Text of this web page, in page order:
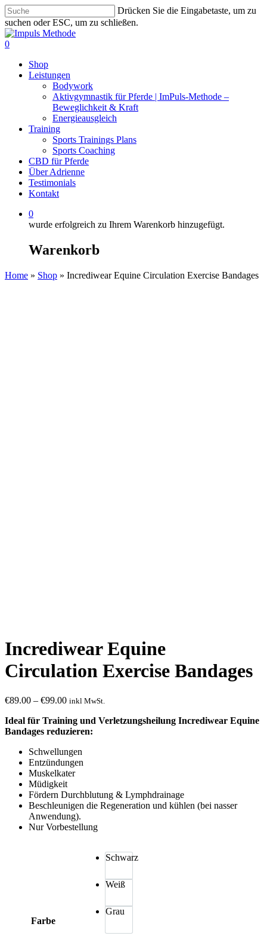
Zum
Hauptinhalt
springen
Drücken Sie die Eingabetaste, um zu
suchen oder ESC, um zu schließen.
Suche
schließen
0
Shop
Leistungen
Bodywork
Aktivgymnastik für Pferde | ImPuls‑Methode –
Beweglichkeit & Kraft
Energieausgleich
Training
Sports Trainings Plans
Sports Coaching
CBD für Pferde
Über Adrienne
Testimonials
Kontakt
0
wurde erfolgreich zu Ihrem Warenkorb hinzugefügt.
Warenkorb
Home » Shop » Incrediwear Equine Circulation Exercise Bandages
Incrediwear Equine
Circulation Exercise Bandages
€89.00 – €99.00Preisspanne:
bis
€99.00
inkl MwSt.
Ideal für Training und Verletzungsheilung Incrediwear Equine
Bandages reduzieren:
Schwellungen
Entzündungen
Muskelkater
Müdigkeit
Fördern Durchblutung & Lymphdrainage
Beschleunigen die Regeneration und kühlen (bei nasser
Anwendung).
Nur Vorbestellung
Farbe
Schwarz
Weiß
Grau